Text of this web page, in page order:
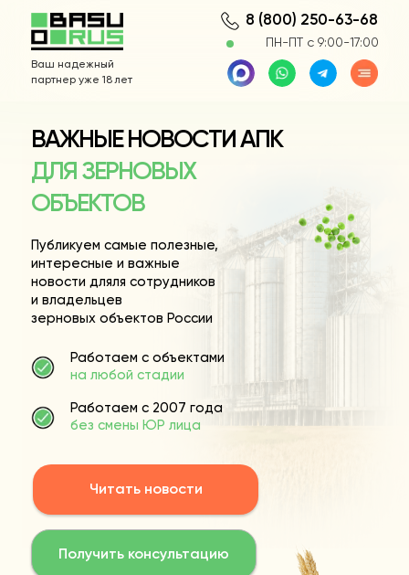
8 (800) 250-63-68
Работаем с объектами
на любой стадии
Публикуем самые полезные,
интересные и важные
новости дляля сотрудников
и владельцев
зерновых объектов России
Работаем с 2007 года
без смены ЮР лица
Ваш надежный
партнер уже 18 лет
ПН-ПТ с 9:00-17:00
ВАЖНЫЕ НОВОСТИ АПК
ДЛЯ ЗЕРНОВЫХ
ОБЪЕКТОВ
Читать новости
Получить консультацию